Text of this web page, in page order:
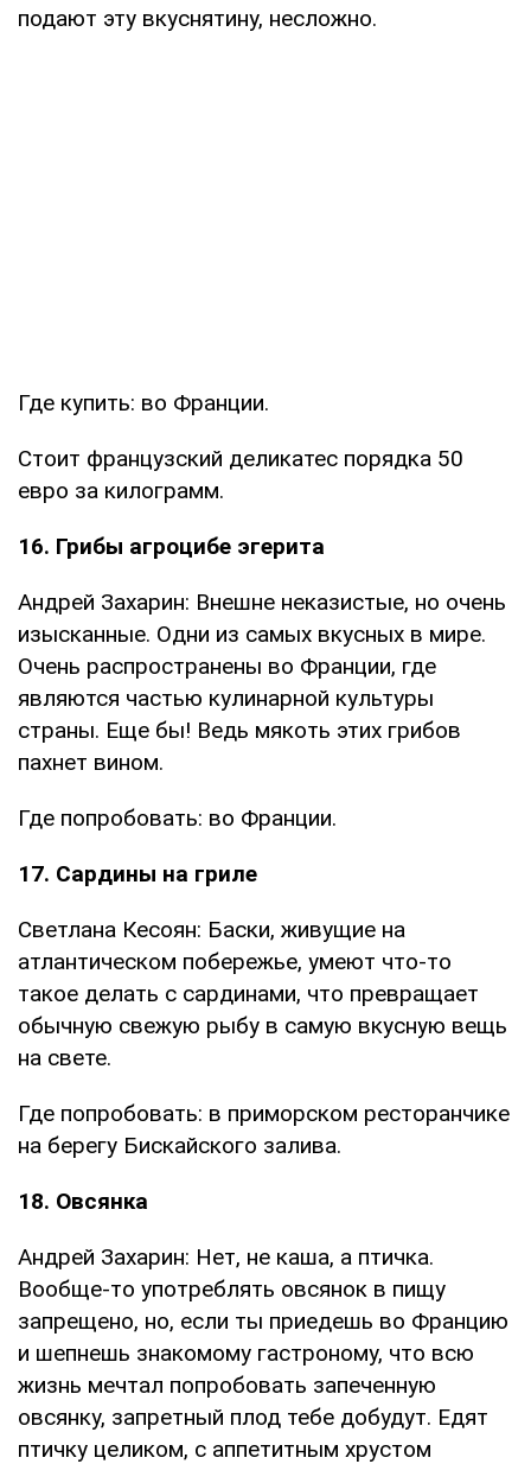
подают эту вкуснятину, несложно.
Где купить: во Франции.
Стоит французский деликатес порядка 50
евро за килограмм.
16. Грибы агроцибе эгерита
Андрей Захарин: Внешне неказистые, но очень
изысканные. Одни из самых вкусных в мире.
Очень распространены во Франции, где
являются частью кулинарной культуры
страны. Еще бы! Ведь мякоть этих грибов
пахнет вином.
Где попробовать: во Франции.
17. Сардины на гриле
Светлана Кесоян: Баски, живущие на
атлантическом побережье, умеют что-то
такое делать с сардинами, что превращает
обычную свежую рыбу в самую вкусную вещь
на свете.
Где попробовать: в приморском ресторанчике
на берегу Бискайского залива.
18. Овсянка
Андрей Захарин: Нет, не каша, а птичка.
Вообще-то употреблять овсянок в пищу
запрещено, но, если ты приедешь во Францию
и шепнешь знакомому гастроному, что всю
жизнь мечтал попробовать запеченную
овсянку, запретный плод тебе добудут. Едят
птичку целиком, с аппетитным хрустом